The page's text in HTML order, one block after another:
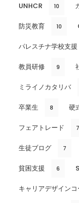
UNHCR 10
防災教育 10
パレスチナ学校支援
教員研修 9
ミライノカタリバ
卒業生 8 硬
フェアトレード 7
生徒ブログ 7
貧困支援 6
キャリアデザインコ